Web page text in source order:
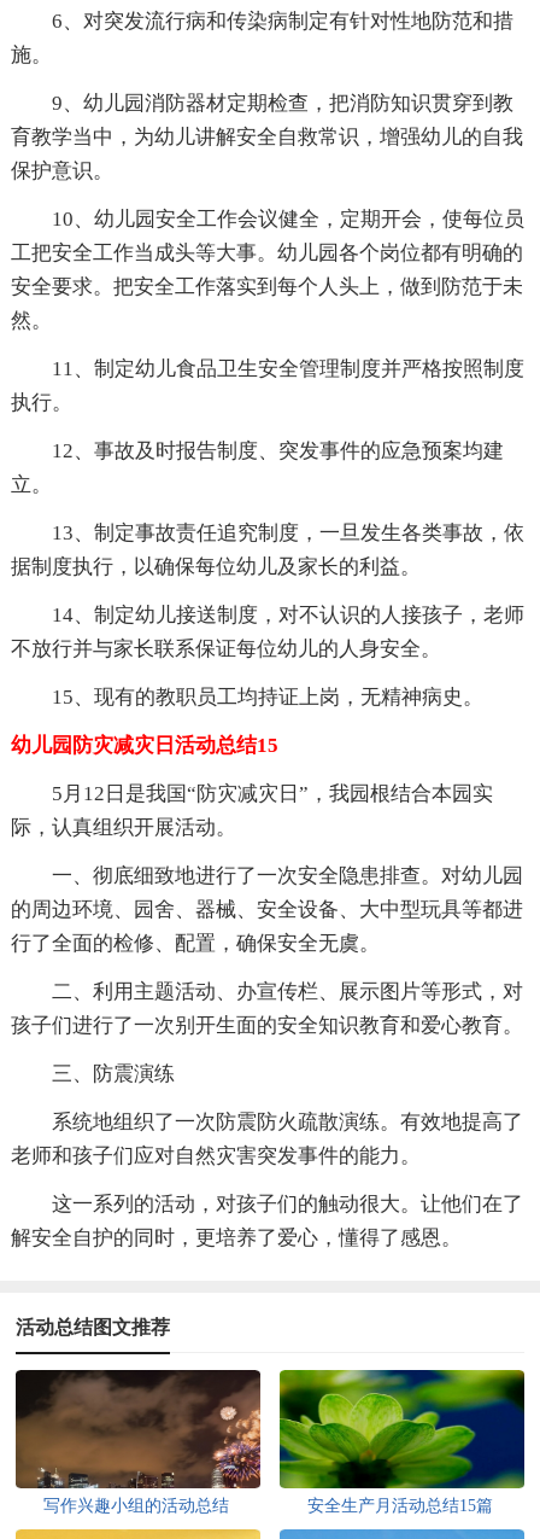
6、对突发流行病和传染病制定有针对性地防范和措
施。
9、幼儿园消防器材定期检查，把消防知识贯穿到教
育教学当中，为幼儿讲解安全自救常识，增强幼儿的自我
保护意识。
10、幼儿园安全工作会议健全，定期开会，使每位员
工把安全工作当成头等大事。幼儿园各个岗位都有明确的
安全要求。把安全工作落实到每个人头上，做到防范于未
然。
11、制定幼儿食品卫生安全管理制度并严格按照制度
执行。
12、事故及时报告制度、突发事件的应急预案均建
立。
13、制定事故责任追究制度，一旦发生各类事故，依
据制度执行，以确保每位幼儿及家长的利益。
14、制定幼儿接送制度，对不认识的人接孩子，老师
不放行并与家长联系保证每位幼儿的人身安全。
15、现有的教职员工均持证上岗，无精神病史。
幼儿园防灾减灾日活动总结15
5月12日是我国“防灾减灾日”，我园根结合本园实
际，认真组织开展活动。
一、彻底细致地进行了一次安全隐患排查。对幼儿园
的周边环境、园舍、器械、安全设备、大中型玩具等都进
行了全面的检修、配置，确保安全无虞。
二、利用主题活动、办宣传栏、展示图片等形式，对
孩子们进行了一次别开生面的安全知识教育和爱心教育。
三、防震演练
系统地组织了一次防震防火疏散演练。有效地提高了
老师和孩子们应对自然灾害突发事件的能力。
这一系列的活动，对孩子们的触动很大。让他们在了
解安全自护的同时，更培养了爱心，懂得了感恩。
活动总结图文推荐
写作兴趣小组的活动总结 安全生产月活动总结15篇